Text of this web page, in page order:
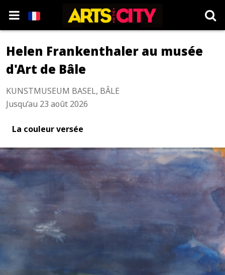
Helen Frankenthaler au musée
d'Art de Bâle
KUNSTMUSEUM BASEL, BÂLE
Jusqu’au 23 août 2026
La couleur versée